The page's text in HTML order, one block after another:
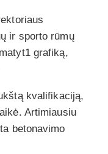
ir sporto rūmų
grafiką,
kvalifikaciją,
Artimiausiu
betonavimo